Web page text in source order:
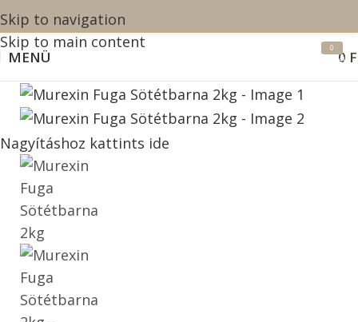
Skip to navigation
Skip to main content
MENÜ
0
termék
0
Nagyításhoz kattints ide